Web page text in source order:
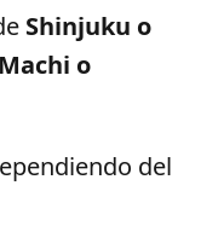
Shinjuku o
o
del